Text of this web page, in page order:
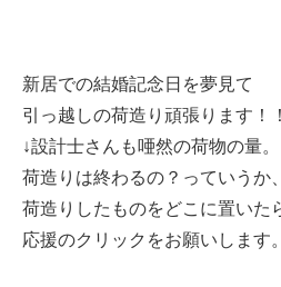
新居での結婚記念日を夢見て
引っ越しの荷造り頑張ります！！
↓設計士さんも唖然の荷物の量。
荷造りは終わるの？っていうか、
荷造りしたものをどこに置いた
応援のクリックをお願いします。